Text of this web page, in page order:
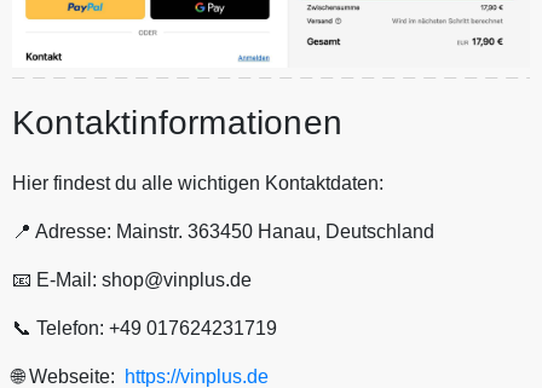
Kontaktinformationen
Hier findest du alle wichtigen Kontaktdaten:
📍 Adresse: Mainstr. 363450 Hanau, Deutschland
📧 E-Mail: shop@vinplus.de
📞 Telefon: +49 017624231719
🌐 Webseite: https://vinplus.de